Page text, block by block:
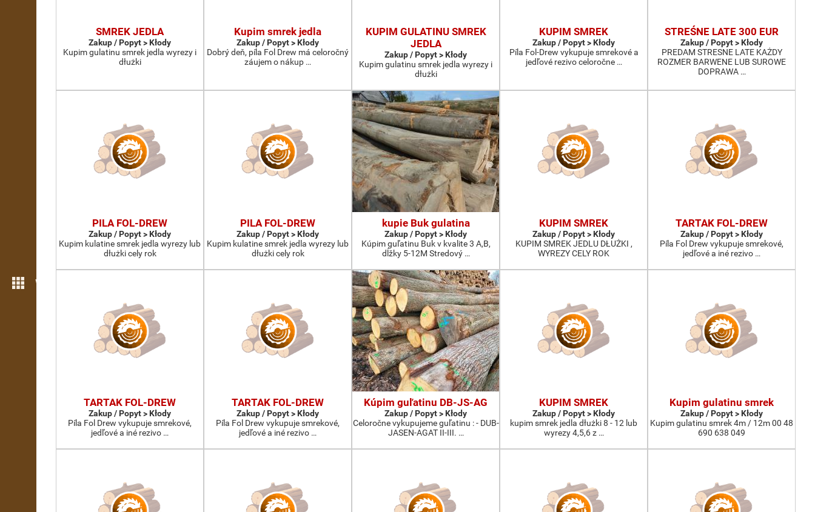
Więcej możliwości
SMREK JEDLA
Zakup / Popyt > Kłody
Kupim gulatinu smrek jedla wyrezy i
dłużki
Kupim smrek jedla
Zakup / Popyt > Kłody
Dobrý deň, píla Fol Drew má celoročný
záujem o nákup …
KUPIM GULATINU SMREK
JEDLA
Zakup / Popyt > Kłody
Kupim gulatinu smrek jedla wyrezy i
dłużki
KUPIM SMREK
Zakup / Popyt > Kłody
Píla Fol-Drew vykupuje smrekové a
jedľové rezivo celoročne …
STREŚNE LATE 300 EUR
Zakup / Popyt > Kłody
PREDAM STRESNE LATE KAŻDY
ROZMER BARWENE LUB SUROWE
DOPRAWA …
PILA FOL-DREW
Zakup / Popyt > Kłody
Kupim kulatine smrek jedla wyrezy lub
dłużki cely rok
PILA FOL-DREW
Zakup / Popyt > Kłody
Kupim kulatine smrek jedla wyrezy lub
dłużki cely rok
kupie Buk gulatina
Zakup / Popyt > Kłody
Kúpim guľatinu Buk v kvalite 3 A,B,
dĺžky 5-12M Stredový …
KUPIM SMREK
Zakup / Popyt > Kłody
KUPIM SMREK JEDLU DŁUŻKI ,
WYREZY CELY ROK
TARTAK FOL-DREW
Zakup / Popyt > Kłody
Píla Fol Drew vykupuje smrekové,
jedľové a iné rezivo …
TARTAK FOL-DREW
Zakup / Popyt > Kłody
Píla Fol Drew vykupuje smrekové,
jedľové a iné rezivo …
TARTAK FOL-DREW
Zakup / Popyt > Kłody
Píla Fol Drew vykupuje smrekové,
jedľové a iné rezivo …
Kúpim guľatinu DB-JS-AG
Zakup / Popyt > Kłody
Celoročne vykupujeme guľatinu : - DUB-
JASEN-AGAT II-III. …
KUPIM SMREK
Zakup / Popyt > Kłody
kupim smrek jedla dłużki 8 - 12 lub
wyrezy 4,5,6 z …
Kupim gulatinu smrek
Zakup / Popyt > Kłody
Kupim gulatinu smrek 4m / 12m 00 48
690 638 049